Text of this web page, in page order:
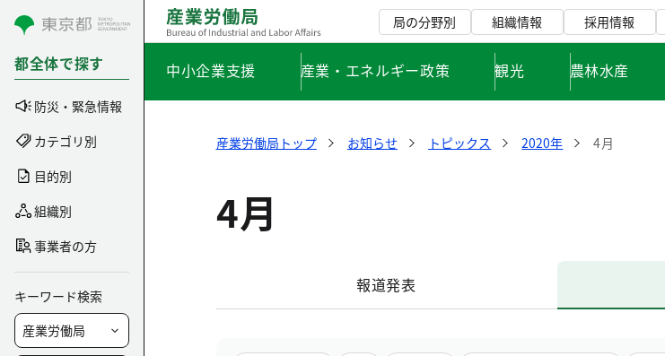
コンテンツにスキップ
都全体で探す
防災・緊急情報
カテゴリ別
目的別
組織別
事業者の方
キーワード検索
局の分野別 組織情報 採用情報
中小企業支援 産業・エネルギー政策 観光 農林水産
産業労働局トップ お知らせ トピックス 2020年 4月
4月
報道発表